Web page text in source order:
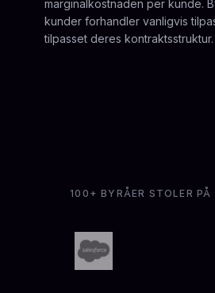
marginalkostnaden per kunde.
kunder forhandler vanligvis
tilpasset deres kontraktsstruktur.
100+ BYRÅER STOLER PÅ